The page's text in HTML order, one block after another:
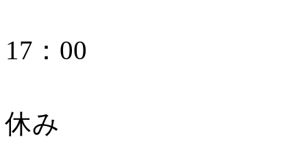
17：00
休み